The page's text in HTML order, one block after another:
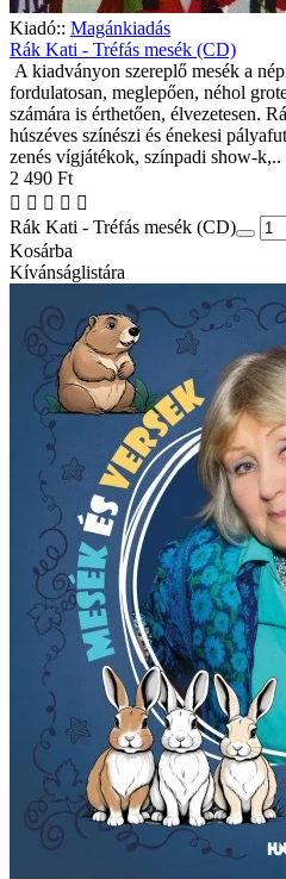
Kiadó:: Magánkiadás
Rák Kati - Tréfás mesék (CD)
A kiadványon szereplő mesék a
fordulatosan, meglepően, néhol
számára is érthetően, élvezetesen.
húszéves színészi és énekesi
zenés vígjátékok, színpadi show-k,..
2 490 Ft
Rák Kati - Tréfás mesék (CD)
Kosárba
Kívánságlistára